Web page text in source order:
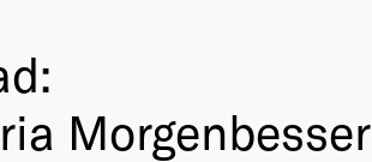
Morgenbesser